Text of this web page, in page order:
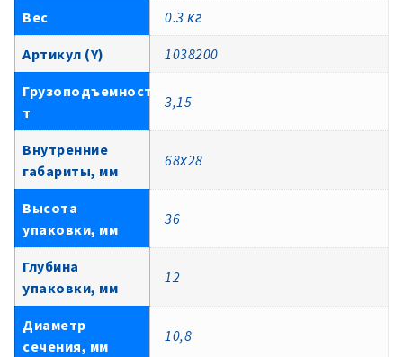
Вес 0.3 кг
Артикул (Y) 1038200
Грузоподъемность,
т
3,15
Внутренние
габариты, мм
68х28
Высота
упаковки, мм
36
Глубина
упаковки, мм
12
Диаметр
сечения, мм
10,8